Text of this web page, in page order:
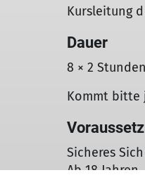
Kursleitung
Dauer
8 × 2 Stunden
Kommt bitte
Sicheres
Ab 18